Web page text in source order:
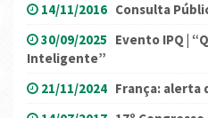
14/11/2016 Consulta
30/09/2025 Evento IPQ |
Inteligente”
21/11/2024 França: alerta